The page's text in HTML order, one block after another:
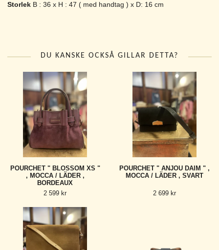
Storlek B : 36 x H : 47 ( med handtag ) x D: 16 cm
DU KANSKE OCKSÅ GILLAR DETTA?
POURCHET " BLOSSOM XS "
, MOCCA / LÄDER ,
BORDEAUX
2 599 kr
POURCHET " ANJOU DAIM " ,
MOCCA / LÄDER , SVART
2 699 kr